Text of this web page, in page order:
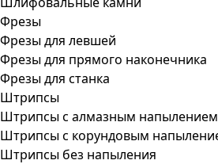
Фрезы
Фрезы для левшей
Фрезы для прямого наконечника
Фрезы для станка
Штрипсы
Штрипсы c алмазным напылением
Штрипсы c корундовым
Штрипсы без напыления